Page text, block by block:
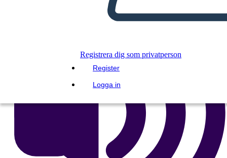
Registrera dig som privatperson
Register
Logga in